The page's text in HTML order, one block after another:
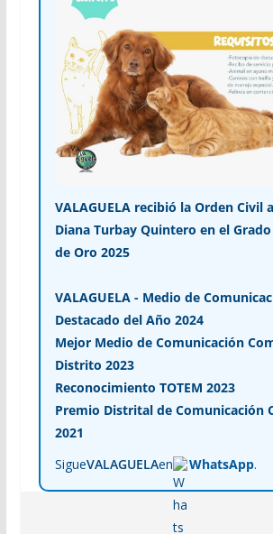
VALAGUELA recibió la Orden Civil
Diana Turbay Quintero en el
de Oro 2025
VALAGUELA - Medio de
Destacado del Año 2024
Mejor Medio de Comunicación
Distrito 2023
Reconocimiento TOTEM 2023
Premio Distrital de Comunicación
2021
SigueVALAGUELAen WhatsApp.